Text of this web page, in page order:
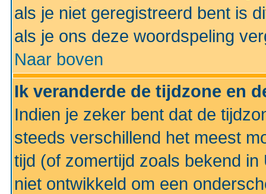
als je niet geregistreerd bent is
als je ons deze woordspeling
Naar boven
Ik veranderde de tijdzone en
Indien je zeker bent dat de
steeds verschillend het meest
tijd (of zomertijd zoals bekend
niet ontwikkeld om een